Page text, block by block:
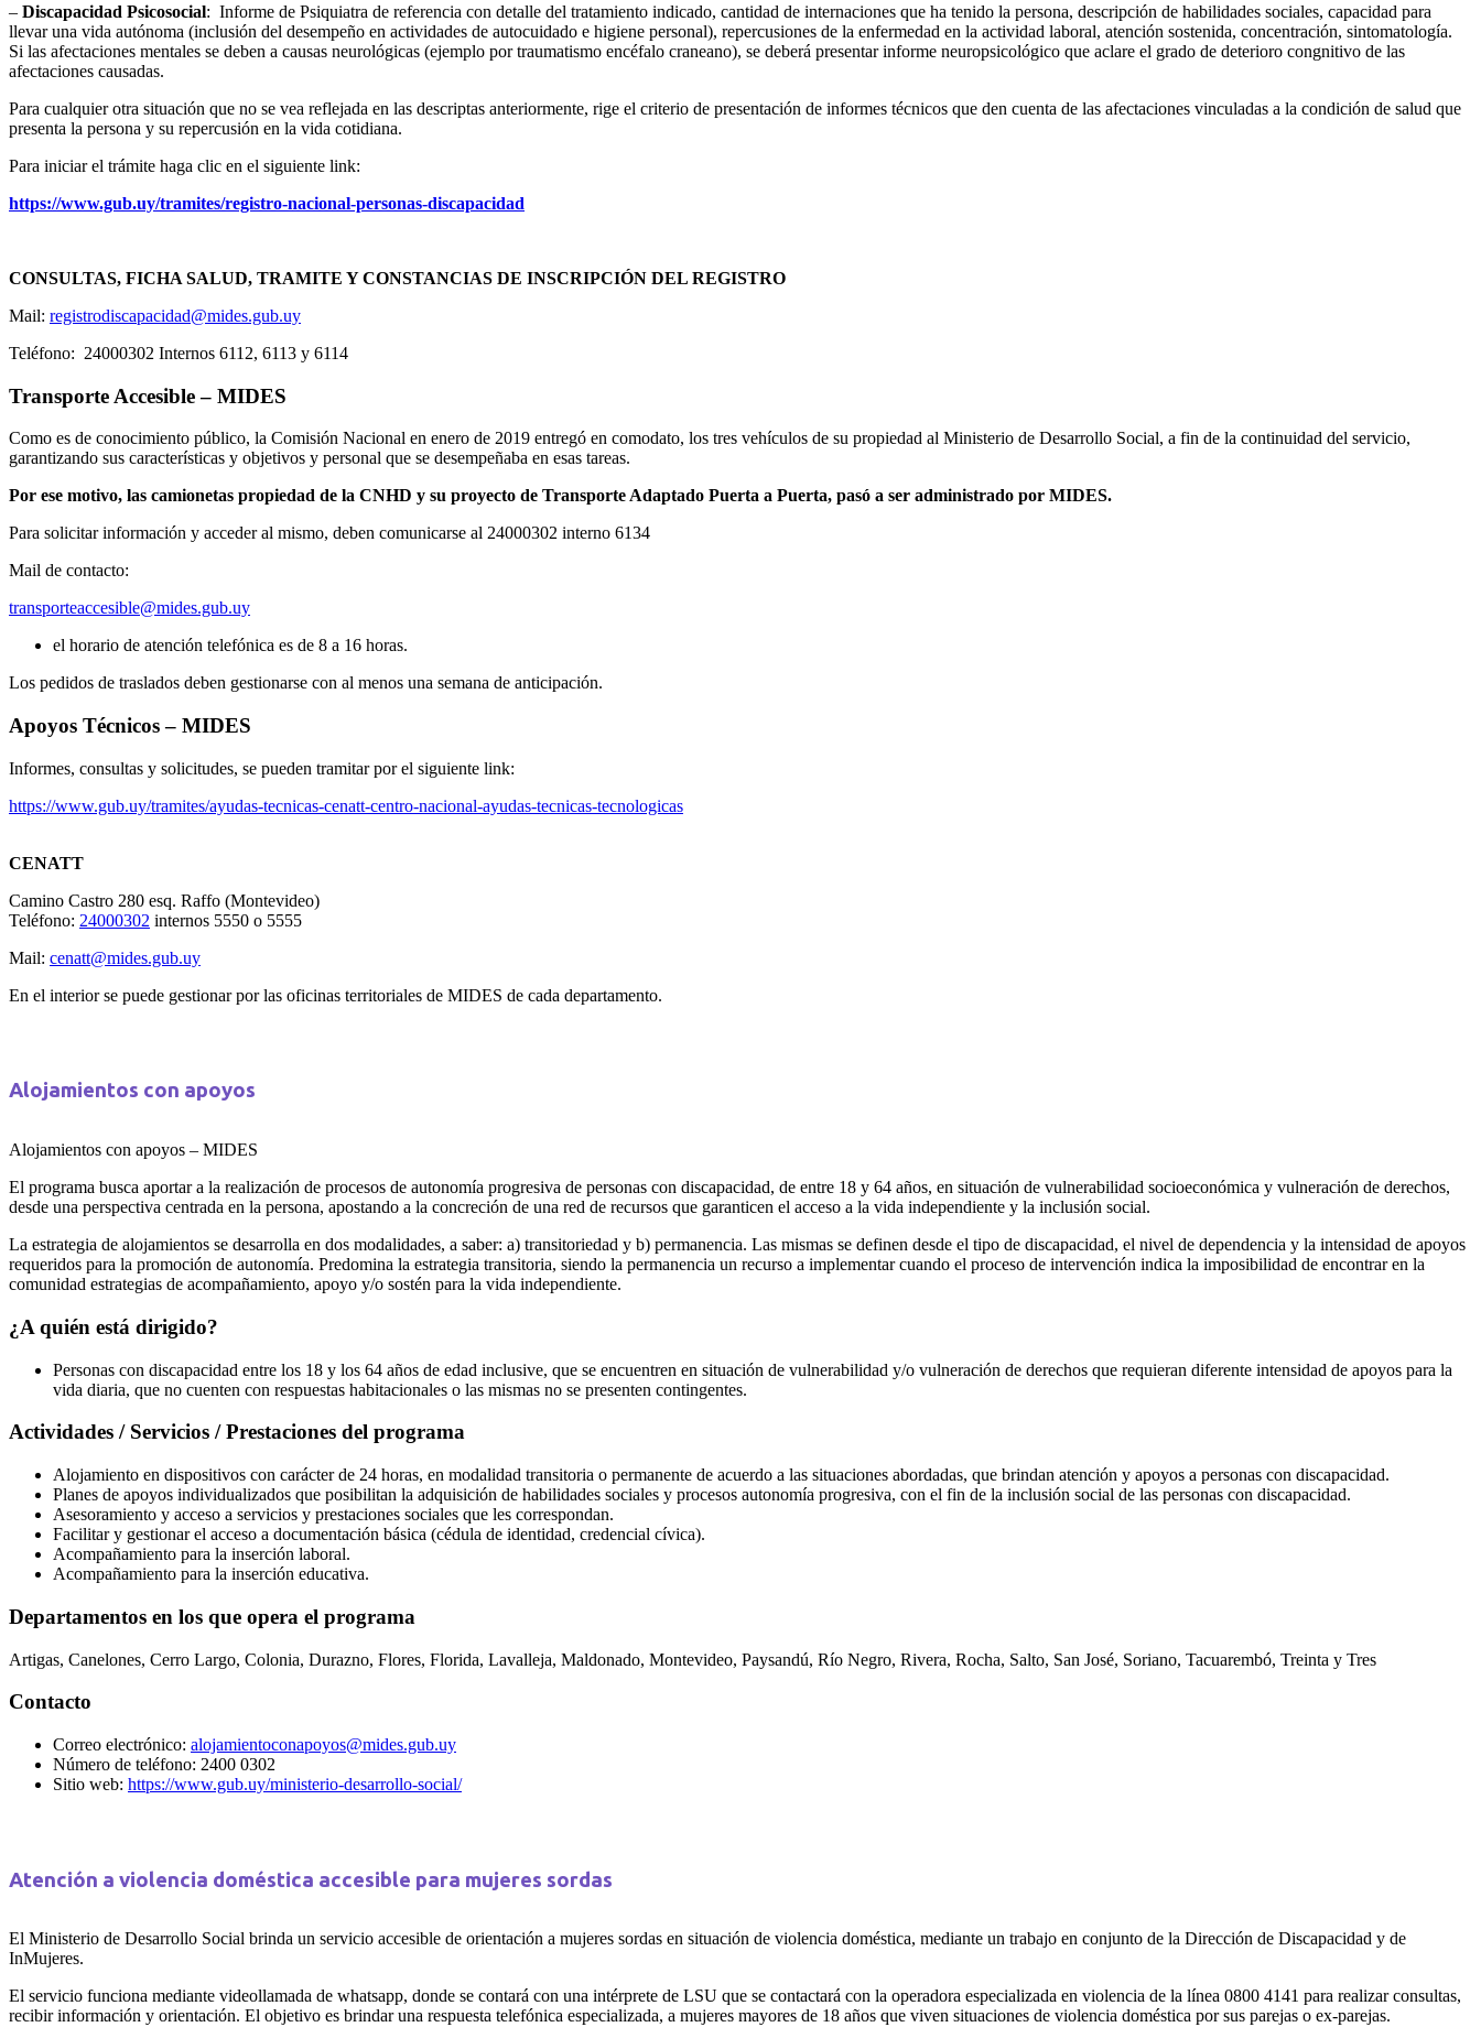
– Discapacidad Psicosocial: Informe de Psiquiatra de referencia con detalle del tratamiento indicado, cantidad de internaciones que ha tenido la persona, descripción de habilidades sociales, capacidad para
llevar una vida autónoma (inclusión del desempeño en actividades de autocuidado e higiene personal), repercusiones de la enfermedad en la actividad laboral, atención sostenida, concentración, sintomatología.
Si las afectaciones mentales se deben a causas neurológicas (ejemplo por traumatismo encéfalo craneano), se deberá presentar informe neuropsicológico que aclare el grado de deterioro congnitivo de las
afectaciones causadas.
Para cualquier otra situación que no se vea reflejada en las descriptas anteriormente, rige el criterio de presentación de informes técnicos que den cuenta de las afectaciones vinculadas a la condición de salud que
presenta la persona y su repercusión en la vida cotidiana.
Para iniciar el trámite haga clic en el siguiente link:
https://www.gub.uy/tramites/registro-nacional-personas-discapacidad
CONSULTAS, FICHA SALUD, TRAMITE Y CONSTANCIAS DE INSCRIPCIÓN DEL REGISTRO
Mail: registrodiscapacidad@mides.gub.uy
Teléfono: 24000302 Internos 6112, 6113 y 6114
Transporte Accesible – MIDES
Como es de conocimiento público, la Comisión Nacional en enero de 2019 entregó en comodato, los tres vehículos de su propiedad al Ministerio de Desarrollo Social, a fin de la continuidad del servicio,
garantizando sus características y objetivos y personal que se desempeñaba en esas tareas.
Por ese motivo, las camionetas propiedad de la CNHD y su proyecto de Transporte Adaptado Puerta a Puerta, pasó a ser administrado por MIDES.
Para solicitar información y acceder al mismo, deben comunicarse al 24000302 interno 6134
Mail de contacto:
transporteaccesible@mides.gub.uy
el horario de atención telefónica es de 8 a 16 horas.
Los pedidos de traslados deben gestionarse con al menos una semana de anticipación.
Apoyos Técnicos – MIDES
Informes, consultas y solicitudes, se pueden tramitar por el siguiente link:
https://www.gub.uy/tramites/ayudas-tecnicas-cenatt-centro-nacional-ayudas-tecnicas-tecnologicas
CENATT
Camino Castro 280 esq. Raffo (Montevideo)
Teléfono: 24000302 internos 5550 o 5555
Mail: cenatt@mides.gub.uy
En el interior se puede gestionar por las oficinas territoriales de MIDES de cada departamento.
Alojamientos con apoyos
Alojamientos con apoyos – MIDES
El programa busca aportar a la realización de procesos de autonomía progresiva de personas con discapacidad, de entre 18 y 64 años, en situación de vulnerabilidad socioeconómica y vulneración de derechos,
desde una perspectiva centrada en la persona, apostando a la concreción de una red de recursos que garanticen el acceso a la vida independiente y la inclusión social.
La estrategia de alojamientos se desarrolla en dos modalidades, a saber: a) transitoriedad y b) permanencia. Las mismas se definen desde el tipo de discapacidad, el nivel de dependencia y la intensidad de apoyos
requeridos para la promoción de autonomía. Predomina la estrategia transitoria, siendo la permanencia un recurso a implementar cuando el proceso de intervención indica la imposibilidad de encontrar en la
comunidad estrategias de acompañamiento, apoyo y/o sostén para la vida independiente.
¿A quién está dirigido?
Personas con discapacidad entre los 18 y los 64 años de edad inclusive, que se encuentren en situación de vulnerabilidad y/o vulneración de derechos que requieran diferente intensidad de apoyos para la
vida diaria, que no cuenten con respuestas habitacionales o las mismas no se presenten contingentes.
Actividades / Servicios / Prestaciones del programa
Alojamiento en dispositivos con carácter de 24 horas, en modalidad transitoria o permanente de acuerdo a las situaciones abordadas, que brindan atención y apoyos a personas con discapacidad.
Planes de apoyos individualizados que posibilitan la adquisición de habilidades sociales y procesos autonomía progresiva, con el fin de la inclusión social de las personas con discapacidad.
Asesoramiento y acceso a servicios y prestaciones sociales que les correspondan.
Facilitar y gestionar el acceso a documentación básica (cédula de identidad, credencial cívica).
Acompañamiento para la inserción laboral.
Acompañamiento para la inserción educativa.
Departamentos en los que opera el programa
Artigas, Canelones, Cerro Largo, Colonia, Durazno, Flores, Florida, Lavalleja, Maldonado, Montevideo, Paysandú, Río Negro, Rivera, Rocha, Salto, San José, Soriano, Tacuarembó, Treinta y Tres
Contacto
Correo electrónico: alojamientoconapoyos@mides.gub.uy
Número de teléfono: 2400 0302
Sitio web: https://www.gub.uy/ministerio-desarrollo-social/
Atención a violencia doméstica accesible para mujeres sordas
El Ministerio de Desarrollo Social brinda un servicio accesible de orientación a mujeres sordas en situación de violencia doméstica, mediante un trabajo en conjunto de la Dirección de Discapacidad y de
InMujeres.
El servicio funciona mediante videollamada de whatsapp, donde se contará con una intérprete de LSU que se contactará con la operadora especializada en violencia de la línea 0800 4141 para realizar consultas,
recibir información y orientación. El objetivo es brindar una respuesta telefónica especializada, a mujeres mayores de 18 años que viven situaciones de violencia doméstica por sus parejas o ex-parejas.